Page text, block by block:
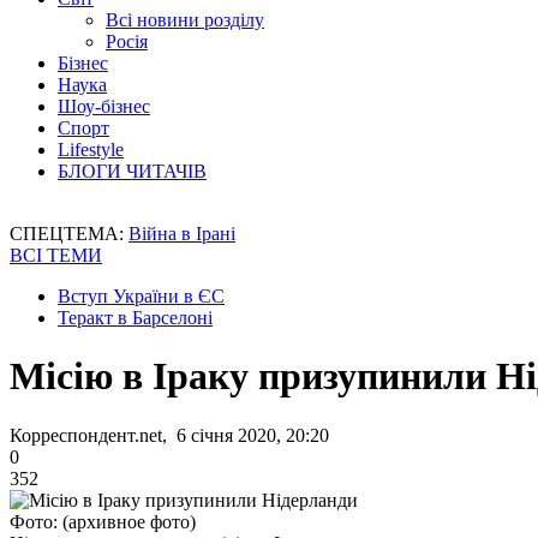
Всі новини розділу
Росія
Бізнес
Наука
Шоу-бізнес
Спорт
Lifestyle
БЛОГИ ЧИТАЧІВ
СПЕЦТЕМА: Війна в Ірані
ВСІ ТЕМИ
Вступ України в ЄС
Теракт в Барселоні
Місію в Іраку призупинили
Корреспондент.net, 6 січня 2020, 20:20
0
352
Фото: (архивное фото)